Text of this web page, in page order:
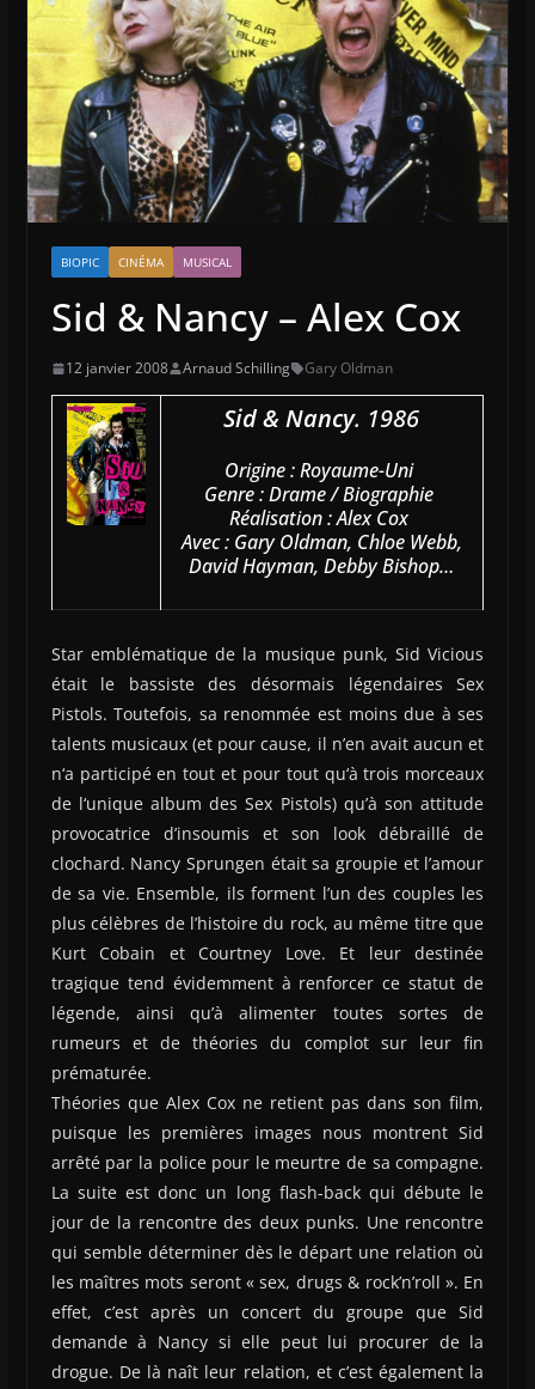
BIOPIC CINÉMA MUSICAL
Sid & Nancy – Alex Cox
12 janvier 2008 Arnaud Schilling Gary Oldman
Sid & Nancy. 1986
Origine : Royaume-Uni
Genre : Drame / Biographie
Réalisation : Alex Cox
Avec : Gary Oldman, Chloe Webb,
David Hayman, Debby Bishop…
Star emblématique de la musique punk, Sid Vicious
était le bassiste des désormais légendaires Sex
Pistols. Toutefois, sa renommée est moins due à ses
talents musicaux (et pour cause, il n’en avait aucun et
n‘a participé en tout et pour tout qu‘à trois morceaux
de l‘unique album des Sex Pistols) qu’à son attitude
provocatrice d’insoumis et son look débraillé de
clochard. Nancy Sprungen était sa groupie et l’amour
de sa vie. Ensemble, ils forment l’un des couples les
plus célèbres de l’histoire du rock, au même titre que
Kurt Cobain et Courtney Love. Et leur destinée
tragique tend évidemment à renforcer ce statut de
légende, ainsi qu’à alimenter toutes sortes de
rumeurs et de théories du complot sur leur fin
prématurée.
Théories que Alex Cox ne retient pas dans son film,
puisque les premières images nous montrent Sid
arrêté par la police pour le meurtre de sa compagne.
La suite est donc un long flash-back qui débute le
jour de la rencontre des deux punks. Une rencontre
qui semble déterminer dès le départ une relation où
les maîtres mots seront « sex, drugs & rock’n’roll ». En
effet, c’est après un concert du groupe que Sid
demande à Nancy si elle peut lui procurer de la
drogue. De là naît leur relation, et c’est également la